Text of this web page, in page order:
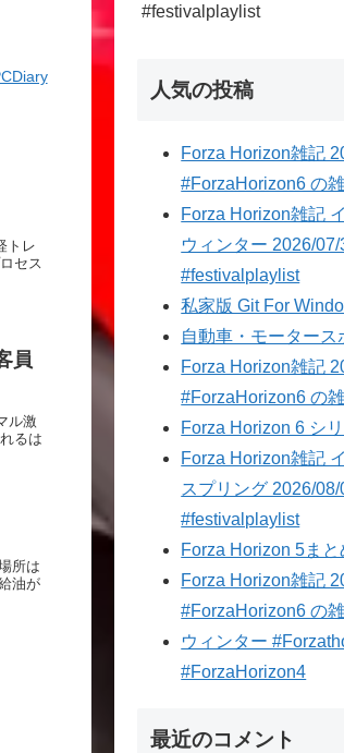
トレ
セス
員
ル激
るは
所は
油が
#festivalplaylist
人気の投稿
Forza Horizon雑記
#ForzaHorizon6 の
Forza Horizon雑記
ウィンター 2026/
#festivalplaylist
私家版 Git For
自動車・モーター
Forza Horizon雑記
#ForzaHorizon6 の
Forza Horizon 6 シ
Forza Horizon雑記
スプリング 2026/
#festivalplaylist
Forza Horizon 5ま
Forza Horizon雑記
#ForzaHorizon6 の
ウィンター
#ForzaHorizon4
最近のコメント